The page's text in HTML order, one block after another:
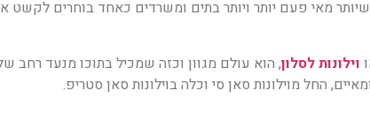
מאי פעם יותר ויותר בתים ומשרדים כאחד בוחרים
וילונות לסלון, הוא עולם מגוון וכזה שמכיל בתוכו מנעד רחב
החל מוילונות סאן סי וכלה בוילונות סאן סטריפ.